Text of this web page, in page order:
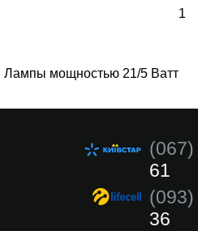
1
Лампы мощностью 21/5 Ватт
(067)
61
(093)
36